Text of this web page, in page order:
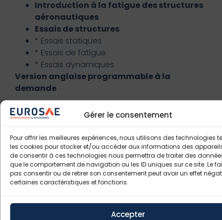
Gérer le consentement
Pour offrir les meilleures expériences, nous utilisons des technologies
les cookies pour stocker et/ou accéder aux informations des
de consentir à ces technologies nous permettra de traiter des
que le comportement de navigation ou les ID uniques sur ce site. Le
pas consentir ou de retirer son consentement peut avoir un effet
certaines caractéristiques et fonctions.
Accepter
Introduction à la fatigue des structures
aéronautiques
Essais de structures
* Essais statiques
* Essais de fatigue
* Essais dynamiques
Version anglaise programmable à la
demande
Bulletin d'inscription (à remplir)
PDF de la Formation